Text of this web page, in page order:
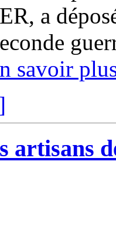
a
savoir
artisans